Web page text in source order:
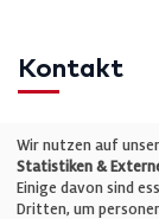
Kontakt
Telefon: +49
E-Mail:
Wir nutzen auf
Statistiken &
Einige davon sind
Dritten, um